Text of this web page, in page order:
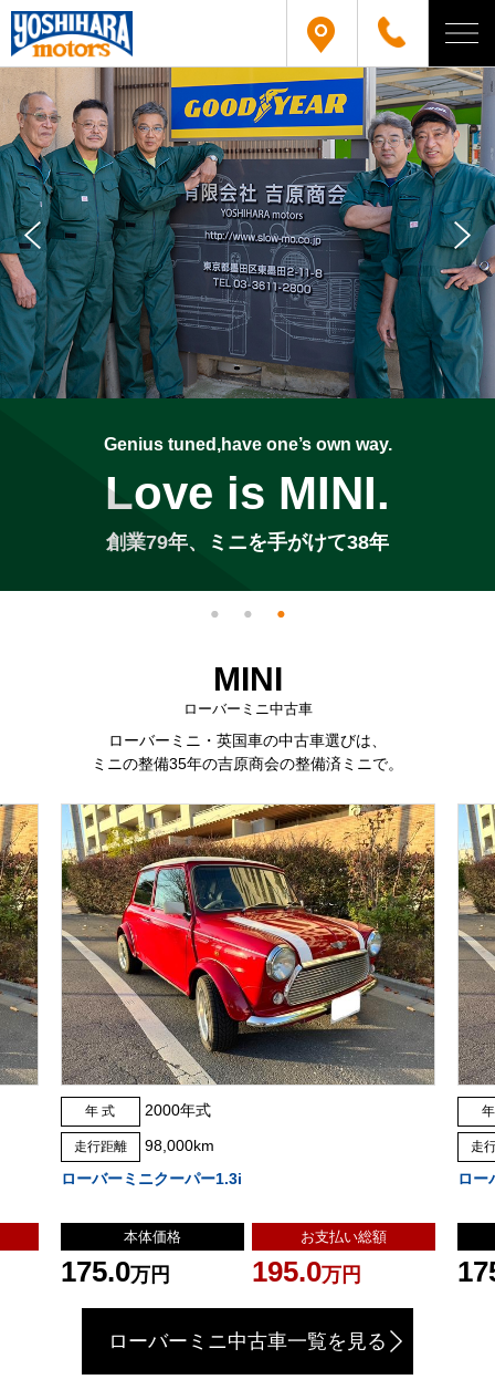
Genius tuned,have one’s own way.
Love is MINI.
創業79年、ミニを手がけて38年
MINI
ローバーミニ中古車
ローバーミニ・英国車の中古車選びは、
ミニの整備35年の吉原商会の整備済ミニで。
年 式 2000年式
走行距離
98,000km
ローバーミニクーパー1.3i
本体価格
175.0万円
お支払い総額
195.0万円
走
ロー
ローバーミニ中古車一覧を見る